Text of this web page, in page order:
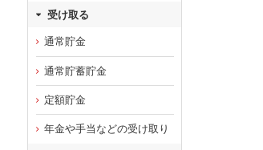
受け取る
通常貯金
通常貯蓄貯金
定額貯金
年金や手当などの受け取り